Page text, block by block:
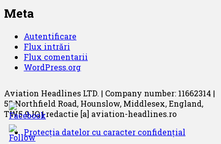
Meta
Autentificare
Flux intrări
Flux comentarii
WordPress.org
Aviation Headlines LTD. | Company number: 11662314 |
55 Northfield Road, Hounslow, Middlesex, England,
TW5 9JQ | redactie [a] aviation-headlines.ro
Protecția datelor cu caracter confidențial